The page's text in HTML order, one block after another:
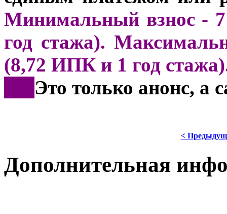
Минимальный взнос -
год стажа).
(8,72 ИПК и 1 год
Это только анонс, а
<
Дополнительная